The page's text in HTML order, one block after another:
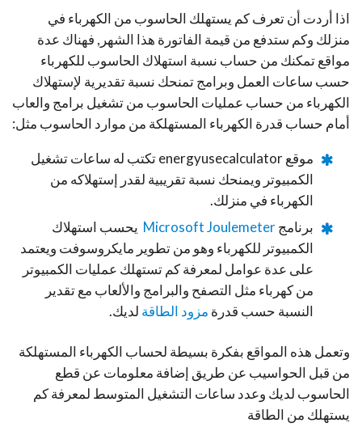
اذا أردت أن تعرف كم يستهلك الحاسوب من الكهرباء في
منزلك وكم ستدفع من قيمة الفاتورة هذا الشهر, فهناك عدة
مواقع تمكنك من حساب نسبة استهلاك الحاسوب للكهرباء
حسب ساعات العمل وبرامج تمنحك نسبة تقديرية لإستهلاك
الكهرباء من حساب عمليات الحاسوب من تشغيل برامج والعاب
أمام حساب قدرة الكهرباء المستهلكة من موارد الحاسوب مثل:
موقع energyusecalculator تكتب له ساعات تشغيل
الكمبيوتر ويمنحك نسبة تقريبية لقدر إستهلاكه من
الكهرباء في منزلك.
برنامج
يحسب استهلاك
الكمبيوتر للكهرباء وهو من تطوير مايكروسوفت ويعتمد
على عدة عوامل لمعرفة كم تستهلك عمليات الكمبيوتر
من كهرباء مثل التصفح والبرامج والألعاب مع تقدير
النسبة حسب قدرة مزود الطاقة لديك.
وتعمل هذه المواقع بفكرة بسيطة لحساب الكهرباء المستهلكة
من قبل الحواسيب عن طريق إضافة معلومات عن قطع
الحاسوب لديك وعدد ساعات التشغيل المتوسط لمعرفة كم
يستهلك من الطاقة